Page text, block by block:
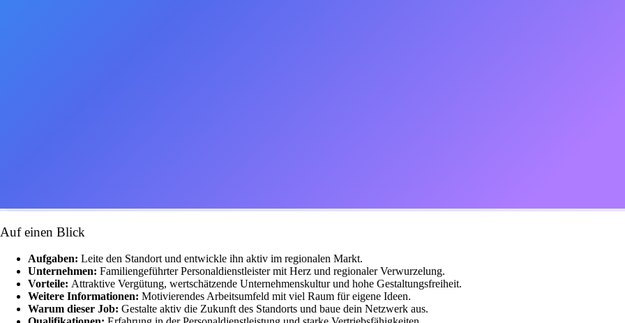
Auf einen Blick
Aufgaben: Leite den Standort und entwickle ihn aktiv im regionalen Markt.
Unternehmen: Familiengeführter Personaldienstleister mit Herz und regionaler Verwurzelung.
Vorteile: Attraktive Vergütung, wertschätzende Unternehmenskultur und hohe Gestaltungsfreiheit.
Weitere Informationen: Motivierendes Arbeitsumfeld mit viel Raum für eigene Ideen.
Warum dieser Job: Gestalte aktiv die Zukunft des Standorts und baue dein Netzwerk aus.